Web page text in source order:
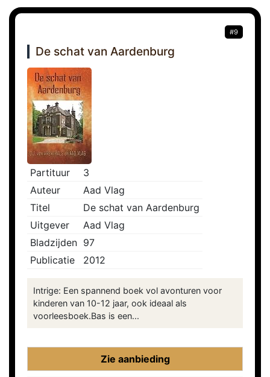
#9
De schat van Aardenburg
Partituur
3
Auteur
Aad Vlag
Titel
De schat van Aardenburg
Uitgever
Aad Vlag
Bladzijden 97
Publicatie
2012
Intrige: Een spannend boek vol avonturen voor
kinderen van 10-12 jaar, ook ideaal als
voorleesboek.Bas is een...
Zie aanbieding